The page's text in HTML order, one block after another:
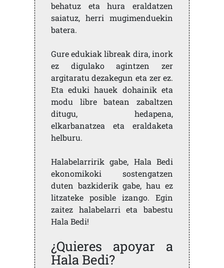
behatuz eta hura eraldatzen
saiatuz, herri mugimenduekin
batera.
Gure edukiak libreak dira, inork
ez digulako agintzen zer
argitaratu dezakegun eta zer ez.
Eta eduki hauek dohainik eta
modu libre batean zabaltzen
ditugu, hedapena,
elkarbanatzea eta eraldaketa
helburu.
Halabelarririk gabe, Hala Bedi
ekonomikoki sostengatzen
duten bazkiderik gabe, hau ez
litzateke posible izango. Egin
zaitez halabelarri eta babestu
Hala Bedi!
¿Quieres apoyar a
Hala Bedi?